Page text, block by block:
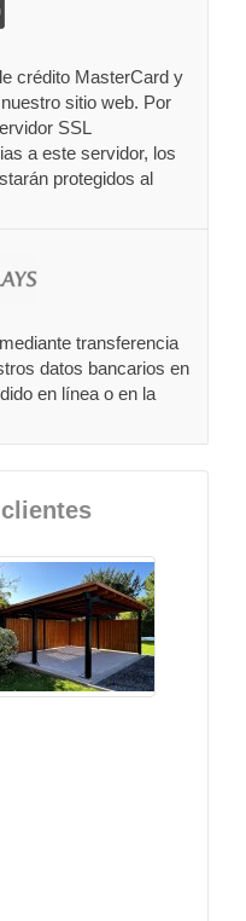
crédito MasterCard y
sitio web. Por
SSL
a este servidor, los
protegidos al
transferencia
datos bancarios en
en línea o en la